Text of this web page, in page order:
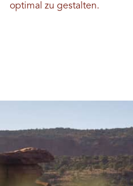
optimal zu gestalten.